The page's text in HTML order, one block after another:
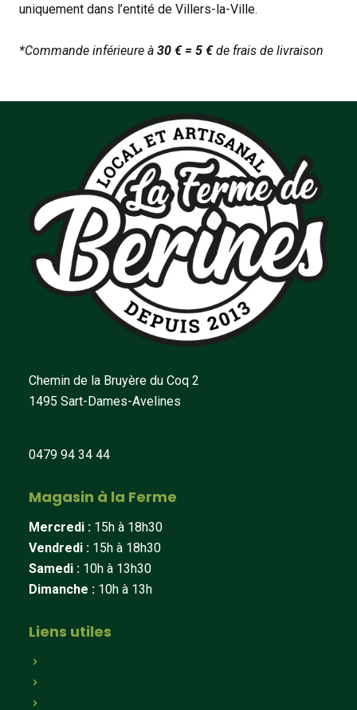
uniquement dans l’entité de Villers-la-Ville.
*Commande inférieure à 30 € = 5 €de frais de livraison
Chemin de la Bruyère du Coq 2
1495 Sart-Dames-Avelines
0479 94 34 44
Magasin à la Ferme
Mercredi : 15h à 18h30
Vendredi : 15h à 18h30
Samedi : 10h à 13h30
Dimanche : 10h à 13h
Liens utiles